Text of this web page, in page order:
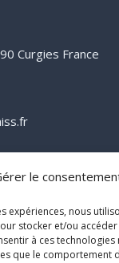
le
expériences, nous
stocker et/ou
à ces
que le comportement
Curgies France